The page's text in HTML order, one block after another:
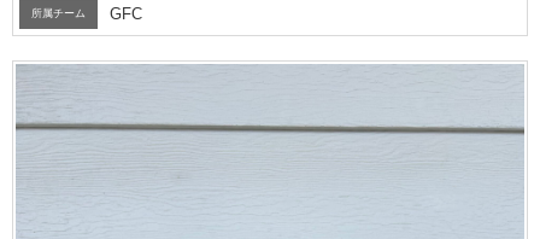
所属チーム GFC